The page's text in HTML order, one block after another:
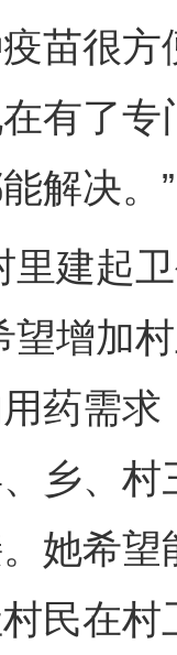
苗很方
有了
解决。”
建起卫
望增加
药需
乡、
她希
民在